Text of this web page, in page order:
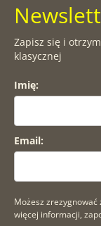
Zapisz się i
klasycznej
Imię:
Email:
Możesz
więcej informacji,